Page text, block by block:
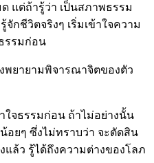
ด แต่ถ้ารู้ว่า เป็นสภาพธรรม
กชีวิตจริงๆ เริ่มเข้าใจความ
รรมก่อน
ยายามพิจารณาจิตของตัว
ใจธรรมก่อน ถ้าไม่อย่างนั้น
อยๆ ซึ่งไม่ทราบว่า จะตัดสิน
ล้ว รู้ได้ถึงความต่างของโลภ